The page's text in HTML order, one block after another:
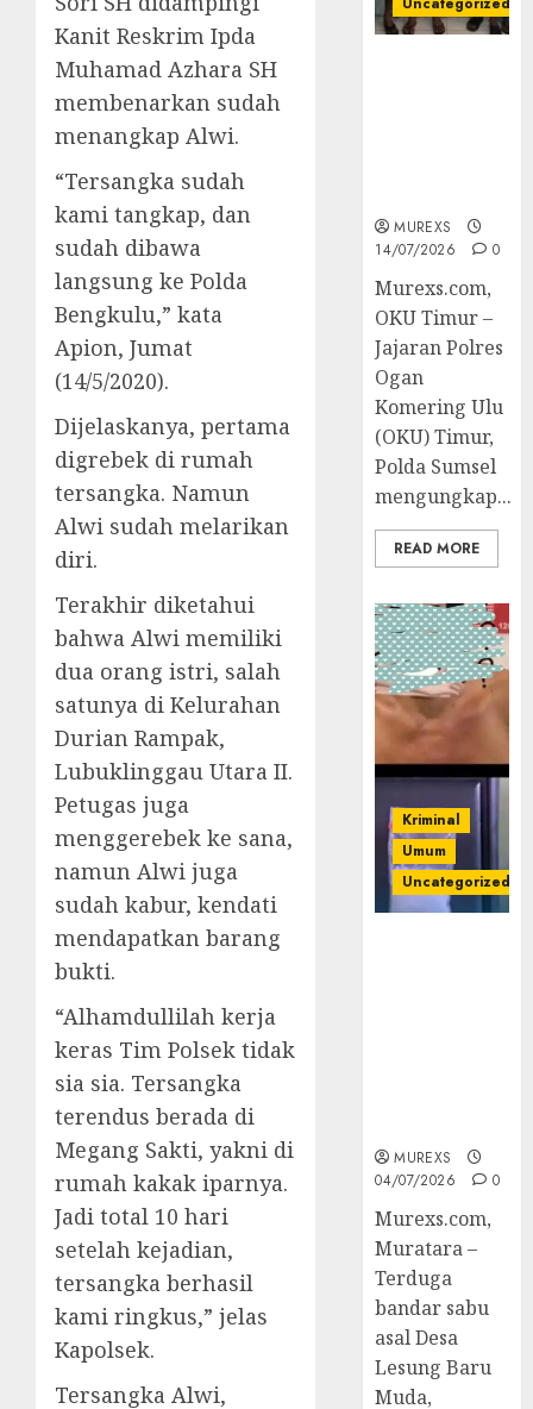
Kanit Reskrim Ipda
Muhamad Azhara SH
membenarkan sudah
menangkap Alwi.
“Tersangka sudah
kami tangkap, dan
sudah dibawa
langsung ke Polda
Bengkulu,” kata
Apion, Jumat
(14/5/2020).
Dijelaskanya, pertama
digrebek di rumah
tersangka. Namun
Alwi sudah melarikan
diri.
Terakhir diketahui
bahwa Alwi memiliki
dua orang istri, salah
satunya di Kelurahan
Durian Rampak,
Lubuklinggau Utara II.
Petugas juga
menggerebek ke sana,
namun Alwi juga
sudah kabur, kendati
mendapatkan barang
bukti.
“Alhamdullilah kerja
keras Tim Polsek tidak
sia sia. Tersangka
terendus berada di
Megang Sakti, yakni di
rumah kakak iparnya.
Jadi total 10 hari
setelah kejadian,
tersangka berhasil
kami ringkus,” jelas
Kapolsek.
Tersangka Alwi,
MUREXS
14/07/2026
0
Murexs.com,
OKU Timur –
Jajaran Polres
Ogan
Komering Ulu
(OKU) Timur,
Polda Sumsel
mengungkap...
READ MORE
Kriminal
Umum
Uncategorized
MUREXS
04/07/2026
0
Murexs.com,
Muratara –
Terduga
bandar sabu
asal Desa
Lesung Baru
Muda,